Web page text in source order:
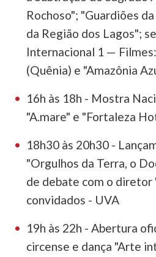
Rochoso"; "Guardiões
da Região dos Lagos";
Internacional 1 —
(Quênia) e "Amazônia
16h às 18h - Mostra
"A.mare" e "Fortaleza
18h30 às 20h30 -
"Orgulhos da Terra, o
de debate com o diretor
convidados - UVA
19h às 22h - Abertura
circense e dança "Arte